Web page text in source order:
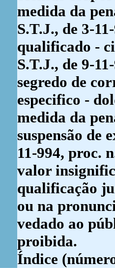
medida da
S.T.J., de 3-
qualificado -
S.T.J., de 9-
segredo de
especifico -
medida da
suspensão de
11-994, proc.
valor
qualificação
ou na
vedado ao
proibida.
Índice